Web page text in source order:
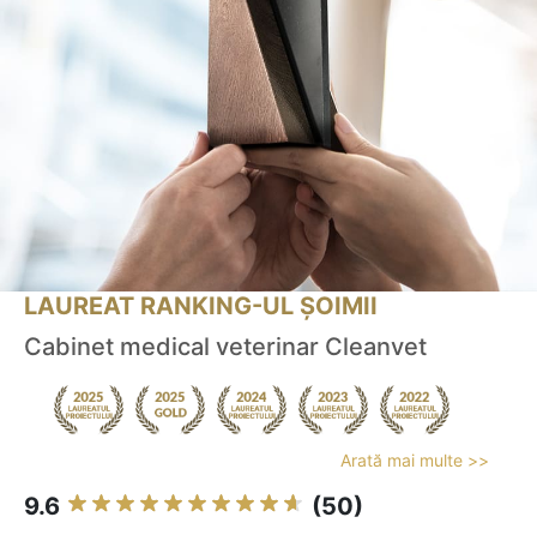
LAUREAT RANKING-UL ȘOIMII
Cabinet medical veterinar Cleanvet
Arată mai multe >>
9.6 (50)